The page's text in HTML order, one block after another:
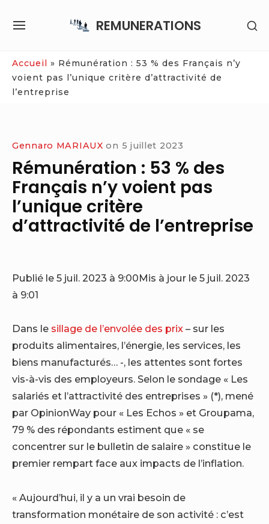
REMUNERATIONS
SITE
Accueil » Rémunération : 53 % des Français n’y
voient pas l’unique critère d’attractivité de
l’entreprise
Gennaro MARIAUX on 5 juillet 2023
Rémunération : 53 % des
Français n’y voient pas
l’unique critère
d’attractivité de l’entreprise
Publié le 5 juil. 2023 à 9:00Mis à jour le 5 juil. 2023
à 9:01
Dans le sillage de l’envolée des prix – sur les
produits alimentaires, l’énergie, les services, les
biens manufacturés… -, les attentes sont fortes
vis-à-vis des employeurs. Selon le sondage « Les
salariés et l’attractivité des entreprises » (*), mené
par OpinionWay pour « Les Echos » et Groupama,
79 % des répondants estiment que « se
concentrer sur le bulletin de salaire » constitue le
premier rempart face aux impacts de l’inflation.
« Aujourd’hui, il y a un vrai besoin de
transformation monétaire de son activité : c’est